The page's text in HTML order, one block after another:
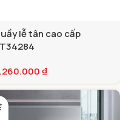
lễ tân cao cấp
₫